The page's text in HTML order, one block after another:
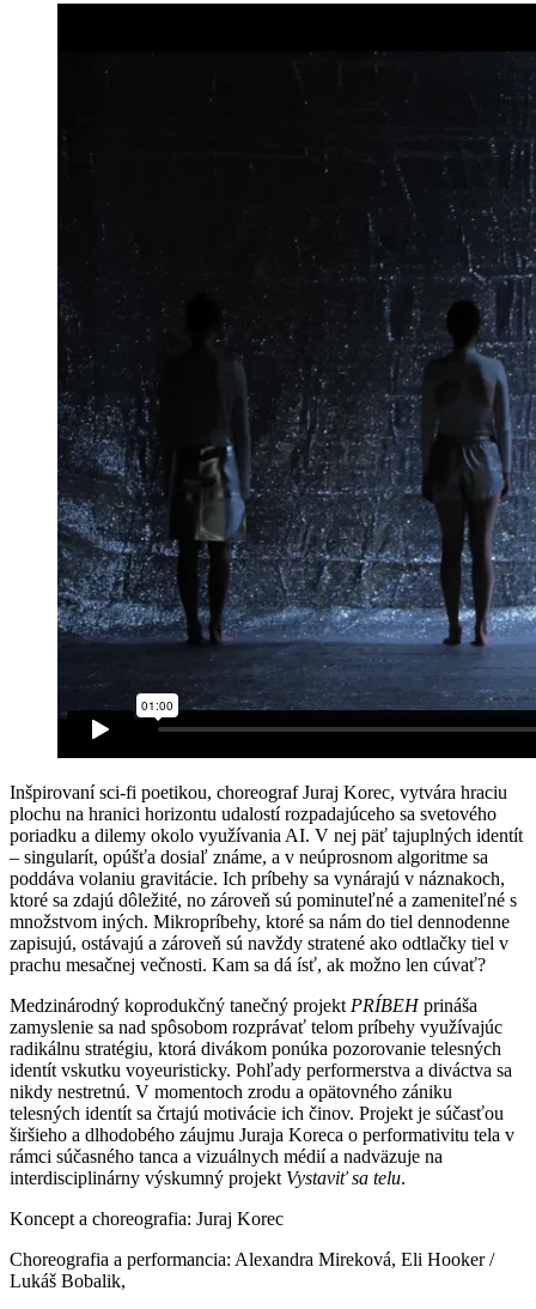
Inšpirovaní sci-fi poetikou, choreograf Juraj Korec, vytvára hraciu
plochu na hranici horizontu udalostí rozpadajúceho sa svetového
poriadku a dilemy okolo využívania AI. V nej päť tajuplných identít
– singularít, opúšťa dosiaľ známe, a v neúprosnom algoritme sa
poddáva volaniu gravitácie. Ich príbehy sa vynárajú v náznakoch,
ktoré sa zdajú dôležité, no zároveň sú pominuteľné a zameniteľné s
množstvom iných. Mikropríbehy, ktoré sa nám do tiel dennodenne
zapisujú, ostávajú a zároveň sú navždy stratené ako odtlačky tiel v
prachu mesačnej večnosti. Kam sa dá ísť, ak možno len cúvať?
Medzinárodný koprodukčný tanečný projekt PRÍBEHprináša
zamyslenie sa nad spôsobom rozprávať telom príbehy využívajúc
radikálnu stratégiu, ktorá divákom ponúka pozorovanie telesných
identít vskutku voyeuristicky. Pohľady performerstva a diváctva sa
nikdy nestretnú. V momentoch zrodu a opätovného zániku
telesných identít sa črtajú motivácie ich činov. Projekt je súčasťou
širšieho a dlhodobého záujmu Juraja Koreca o performativitu tela v
rámci súčasného tanca a vizuálnych médií a nadväzuje na
interdisciplinárny výskumný projekt Vystaviť sa telu.
Koncept a choreografia: Juraj Korec
Choreografia a performancia: Alexandra Mireková, Eli Hooker /
Lukáš Bobalik,